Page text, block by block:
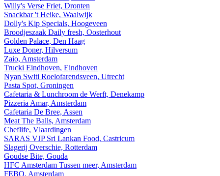
Willy's Verse Friet, Dronten
Snackbar 't Heike, Waalwijk
Dolly's Kip Specials, Hoogeveen
Broodjeszaak Daily fresh, Oosterhout
Golden Palace, Den Haag
Luxe Doner, Hilversum
Zaio, Amsterdam
Trucki Eindhoven, Eindhoven
Nyan Switi Roelofarendsveen, Utrecht
Pasta Spot, Groningen
Cafetaria & Lunchroom de Werft, Denekamp
Pizzeria Amar, Amsterdam
Cafetaria De Bree, Assen
Meat The Balls, Amsterdam
Cheflife, Vlaardingen
SARAS VJP Sri Lankan Food, Castricum
Slagerij Overschie, Rotterdam
Goudse Bite, Gouda
HFC Amsterdam Tussen meer, Amsterdam
FEBO, Amsterdam